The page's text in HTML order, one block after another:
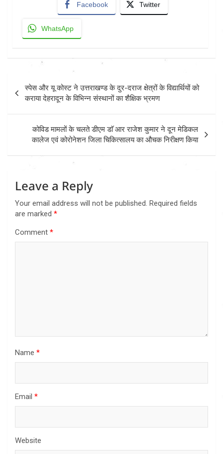
Facebook Twitter
WhatsApp
Post
navigation
स्पेस और यू कोस्ट ने उत्तराखण्ड के दुर-दराज क्षेत्रों के विद्यार्थियों को
कराया देहरादून के विभिन्न संस्थानों का शैक्षिक भ्रमण
कोविड मामलों के चलते डीएम डाॅ आर राजेश कुमार ने दून मेडिकल
कालेज एवं कोरोनेशन जिला चिकित्सालय का औचक निरीक्षण किया
Leave a Reply
Your email address will not be published. Required fields
are marked *
Comment *
Name *
Email *
Website